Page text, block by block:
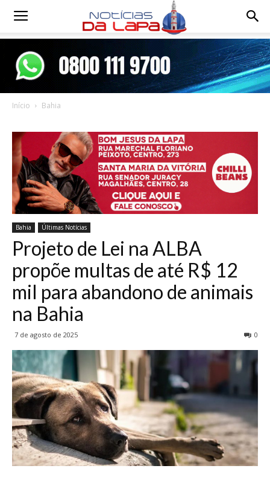
Notícias
Início Bahia
Bahia Últimas Notícias
Projeto de Lei na ALBA
propõe multas de até R$ 12
mil para abandono de animais
na Bahia
7 de agosto de 2025 0